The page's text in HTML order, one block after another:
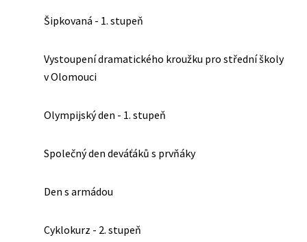
Šipkovaná - 1. stupeň
Vystoupení dramatického kroužku pro střední školy
v Olomouci
Olympijský den - 1. stupeň
Společný den deváťáků s prvňáky
Den s armádou
Cyklokurz - 2. stupeň